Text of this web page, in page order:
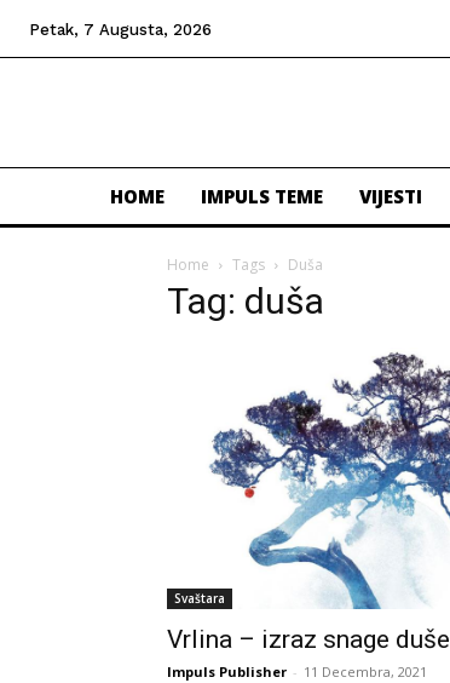
Petak, 7 Augusta, 2026
HOME IMPULS TEME VIJESTI
Home Tags Duša
Tag: duša
Svaštara
Vrlina – izraz snage duše
Impuls Publisher - 11 Decembra, 2021